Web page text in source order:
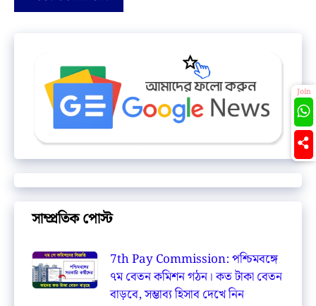
সাম্প্রতিক পোস্ট
7th Pay Commission: পশ্চিমবঙ্গে
৭ম বেতন কমিশন গঠন। কত টাকা বেতন
বাড়বে, সম্ভাব্য হিসাব দেখে নিন
Join